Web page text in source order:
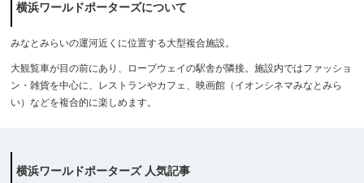
横浜ワールドポーターズについて
みなとみらいの運河近くに位置する大型複合施設。
大観覧車が目の前にあり、ロープウェイの駅舎が隣接。施設内ではファッショ
ン・雑貨を中心に、レストランやカフェ、映画館（イオンシネマみなとみら
い）などを複合的に楽しめます。
横浜ワールドポーターズ 人気記事